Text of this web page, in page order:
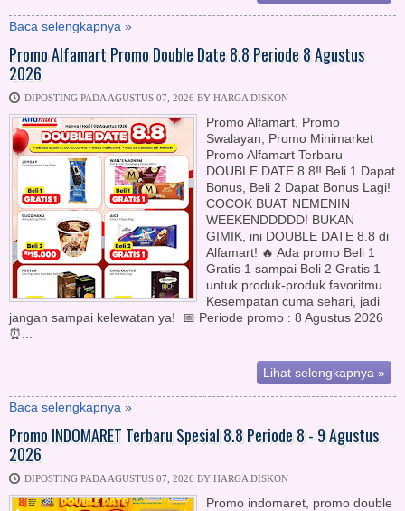
Baca selengkapnya »
Promo Alfamart Promo Double Date 8.8 Periode 8 Agustus
2026
DIPOSTING PADA AGUSTUS 07, 2026 BY HARGA DISKON
Promo Alfamart, Promo
Swalayan, Promo Minimarket
Promo Alfamart Terbaru
DOUBLE DATE 8.8‼️ Beli 1 Dapat
Bonus, Beli 2 Dapat Bonus Lagi!
COCOK BUAT NEMENIN
WEEKENDDDDD!⁣ BUKAN
GIMIK, ini DOUBLE DATE 8.8 di
Alfamart! 🔥 Ada promo Beli 1
Gratis 1 sampai Beli 2 Gratis 1
untuk produk-produk favoritmu.
Kesempatan cuma sehari, jadi
jangan sampai kelewatan ya!⁣⁣⁣ ⁣⁣⁣ 📅 Periode promo : 8 Agustus 2026⁣⁣⁣
⏰...
Lihat selengkapnya »
Baca selengkapnya »
Promo INDOMARET Terbaru Spesial 8.8 Periode 8 - 9 Agustus
2026
DIPOSTING PADA AGUSTUS 07, 2026 BY HARGA DISKON
Promo indomaret, promo double